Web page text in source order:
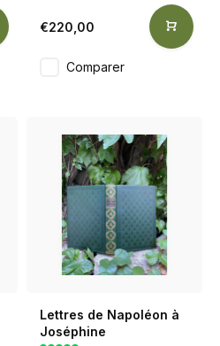
€220,00
Comparer
Lettres de Napoléon à
Joséphine